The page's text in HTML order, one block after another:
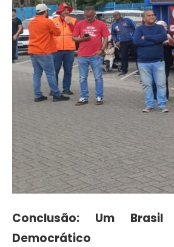
Conclusão: Um
Democrático